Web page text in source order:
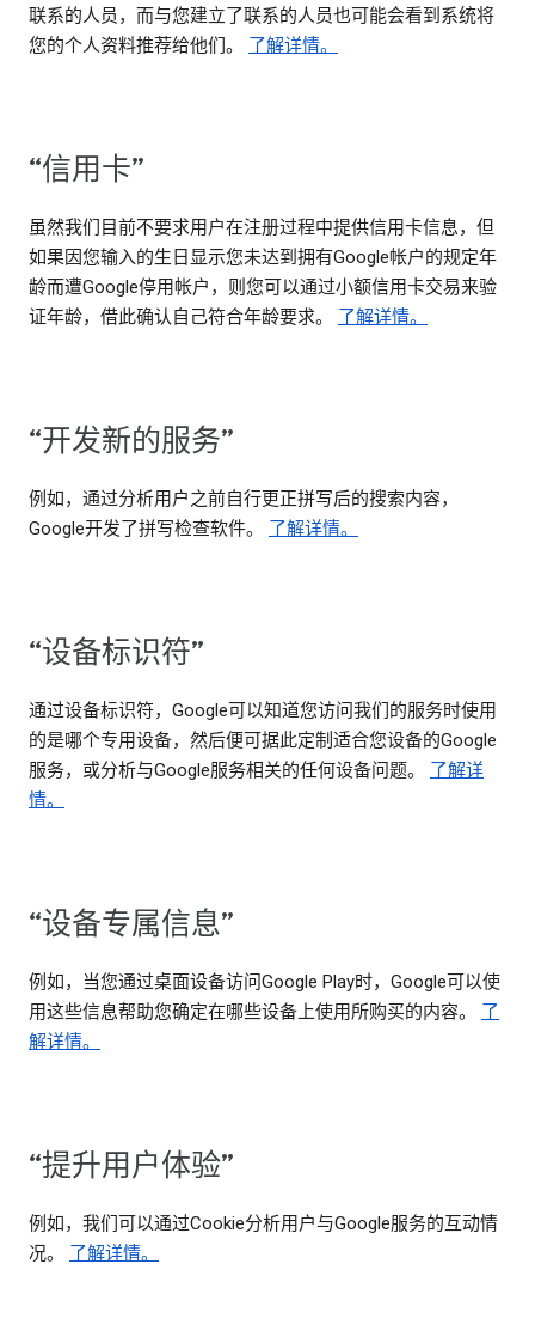
联系的人员，而与您建立了联系的人员也可能会看到系统将
您的个人资料推荐给他们。 了解详情。
“信用卡”
虽然我们目前不要求用户在注册过程中提供信用卡信息，但
如果因您输入的生日显示您未达到拥有Google帐户的规定年
龄而遭Google停用帐户，则您可以通过小额信用卡交易来验
证年龄，借此确认自己符合年龄要求。 了解详情。
“开发新的服务”
例如，通过分析用户之前自行更正拼写后的搜索内容，
Google开发了拼写检查软件。 了解详情。
“设备标识符”
通过设备标识符，Google可以知道您访问我们的服务时使用
的是哪个专用设备，然后便可据此定制适合您设备的Google
服务，或分析与Google服务相关的任何设备问题。 了解详
情。
“设备专属信息”
例如，当您通过桌面设备访问Google Play时，Google可以使
用这些信息帮助您确定在哪些设备上使用所购买的内容。 了
解详情。
“提升用户体验”
例如，我们可以通过Cookie分析用户与Google服务的互动情
况。 了解详情。